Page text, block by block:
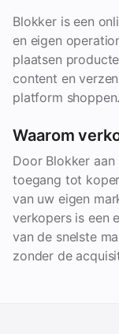
Blokker is een
en eigen
plaatsen
content en
platform shoppen.
Waarom
Door Blokker
toegang tot
van uw eigen
verkopers is een
van de snelste
zonder de